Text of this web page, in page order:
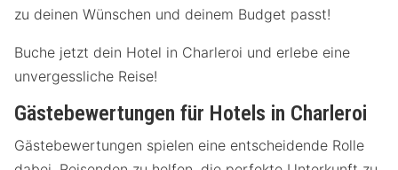
zu deinen Wünschen und deinem Budget passt!
Buche jetzt dein Hotel in Charleroi und erlebe eine
unvergessliche Reise!
Gästebewertungen für Hotels in Charleroi
Gästebewertungen spielen eine entscheidende Rolle